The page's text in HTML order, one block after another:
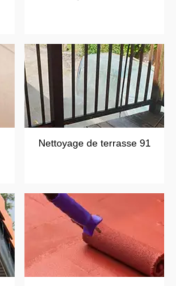
Nettoyage de terrasse 91